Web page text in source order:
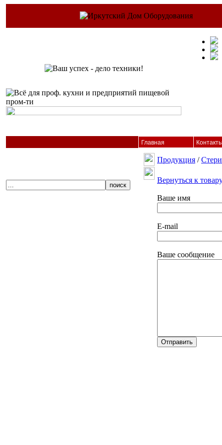
Главная
Продукция /
Вернуться к
Ваше имя
E-mail
Ваше сообщение